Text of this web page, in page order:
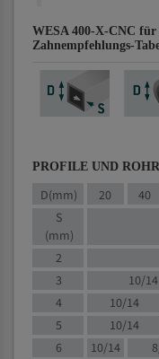
WESA 400-X-CNC
Zahnempfehlungs-
PROFILE UND
D(mm) 20 40
S
(mm)
2
3
10/14
4
10/14
5
10/14
6
10/14